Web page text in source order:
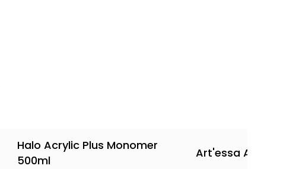
Halo Acrylic Plus Monomer
500ml
Art'essa Acryl -